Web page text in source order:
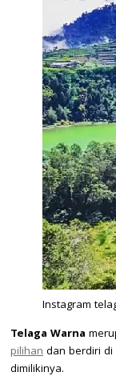
Instagram
Telaga Warna
pilihandan berdiri di
dimilikinya.